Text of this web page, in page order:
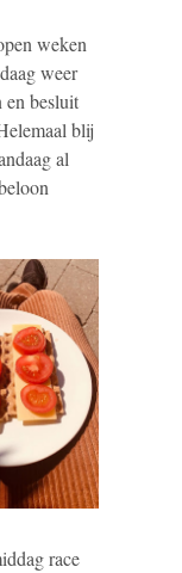
weken
weer
besluit
blij
al
race